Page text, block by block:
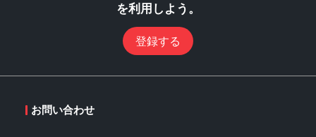
を利用しよう。
登録する
お問い合わせ